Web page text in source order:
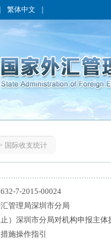
繁体中文
国际收支统计
7-2015-00024
管理局深圳市分局
止）深圳市分局对机构申报主
施操作指引